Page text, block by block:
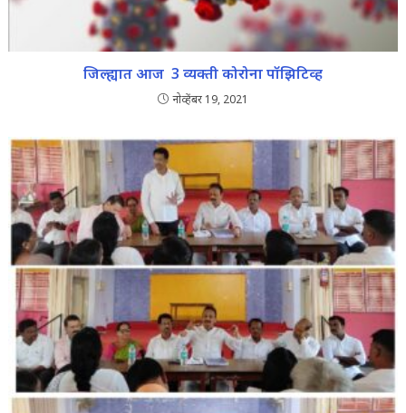
जिल्ह्यात आज 3 व्यक्ती कोरोना पॉझिटिव्ह
नोव्हेंबर 19, 2021